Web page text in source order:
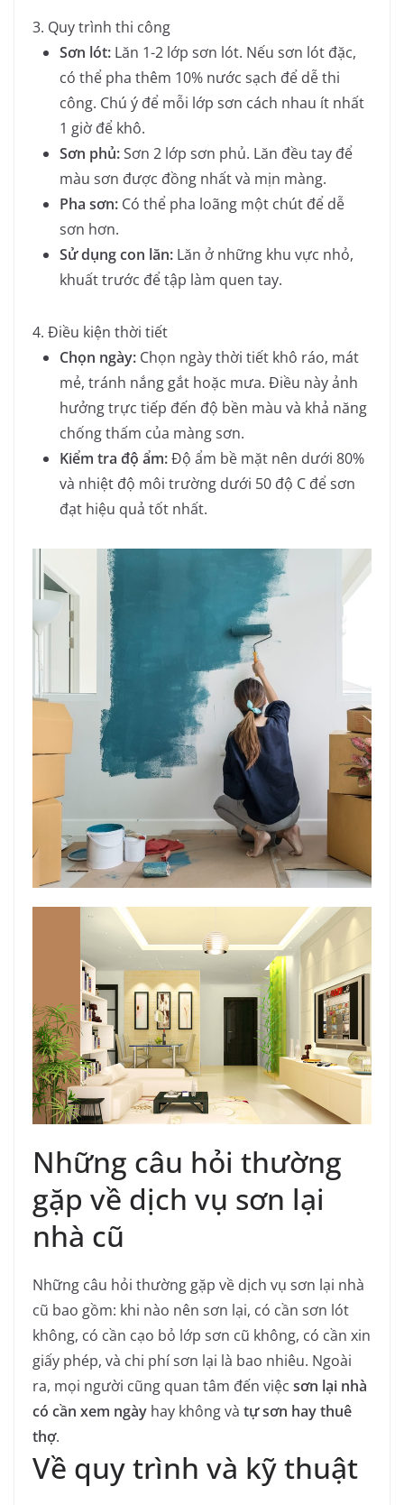
3. Quy trình thi công
Sơn lót: Lăn 1-2 lớp sơn lót. Nếu sơn lót đặc,
có thể pha thêm 10% nước sạch để dễ thi
công. Chú ý để mỗi lớp sơn cách nhau ít nhất
1 giờ để khô.
Sơn phủ:Sơn 2 lớp sơn phủ. Lăn đều tay để
màu sơn được đồng nhất và mịn màng.
Pha sơn: Có thể pha loãng một chút để dễ
sơn hơn.
Sử dụng con lăn: Lăn ở những khu vực nhỏ,
khuất trước để tập làm quen tay.
4. Điều kiện thời tiết
Chọn ngày: Chọn ngày thời tiết khô ráo, mát
mẻ, tránh nắng gắt hoặc mưa. Điều này ảnh
hưởng trực tiếp đến độ bền màu và khả năng
chống thấm của màng sơn.
Kiểm tra độ ẩm:Độ ẩm bề mặt nên dưới 80%
và nhiệt độ môi trường dưới 50 độ C để sơn
đạt hiệu quả tốt nhất.
Những câu hỏi thường
gặp về dịch vụ sơn lại
nhà cũ
Những câu hỏi thường gặp về dịch vụ sơn lại nhà
cũ bao gồm: khi nào nên sơn lại, có cần sơn lót
không, có cần cạo bỏ lớp sơn cũ không, có cần xin
giấy phép, và chi phí sơn lại là bao nhiêu. Ngoài
ra, mọi người cũng quan tâm đến việc sơn lại nhà
có cần xem ngày hay không và tự sơn hay thuê
thợ.
Về quy trình và kỹ thuật